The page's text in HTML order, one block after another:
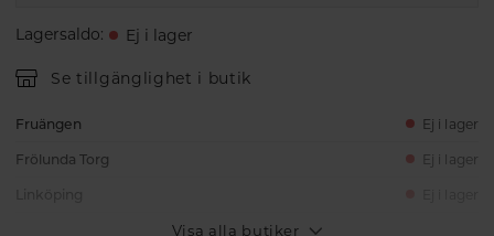
Lagersaldo: Ej i lager
Se tillgänglighet i butik
Fruängen Ej i lager
Frölunda Torg Ej i lager
Visa alla butiker